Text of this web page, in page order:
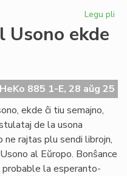
Legu pli
Usono ekde
HeKo 885 1-E, 28 aŭg 25
ekde ĉi tiu semajno,
de la usona
rajtas plu sendi librojn,
al Eŭropo. Bonŝance
la esperanto-